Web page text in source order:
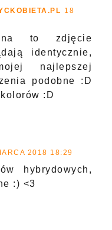
18
na to zdjęcie
identycznie,
najlepszej
podobne :D
:D
2018 18:29
hybrydowych,
:) <3